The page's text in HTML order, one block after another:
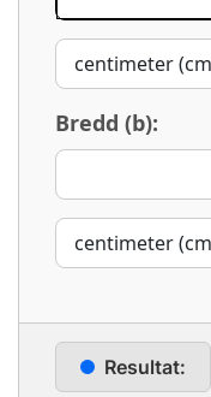
Bredd (b):
Resultat: